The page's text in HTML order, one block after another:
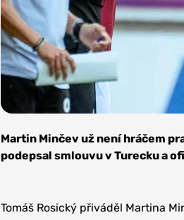
Sparta Praha
Martin Minčev už není hráčem
podepsal smlouvu v Turecku a
Tomáš Rosický přiváděl Martina